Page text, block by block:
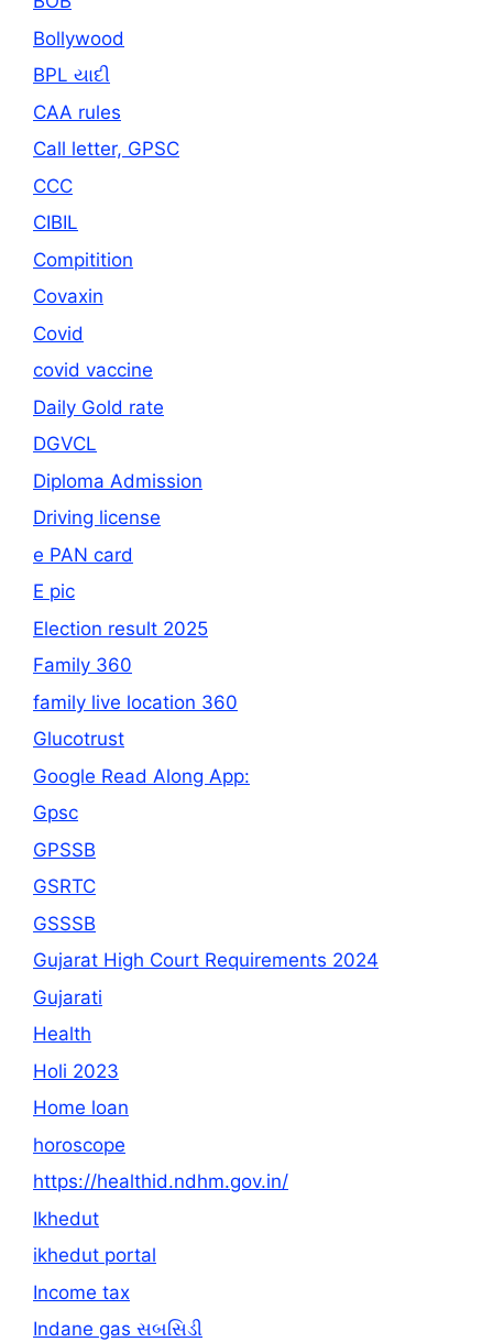
Bollywood
BPL યાદી
CAA rules
Call letter, GPSC
CCC
CIBIL
Compitition
Covaxin
Covid
covid vaccine
Daily Gold rate
DGVCL
Diploma Admission
Driving license
e PAN card
E pic
Election result 2025
Family 360
family live location 360
Glucotrust
Google Read Along App:
Gpsc
GPSSB
GSRTC
GSSSB
Gujarat High Court Requirements 2024
Gujarati
Health
Holi 2023
Home loan
horoscope
https://healthid.ndhm.gov.in/
Ikhedut
ikhedut portal
Income tax
Indane gas સબસિડી